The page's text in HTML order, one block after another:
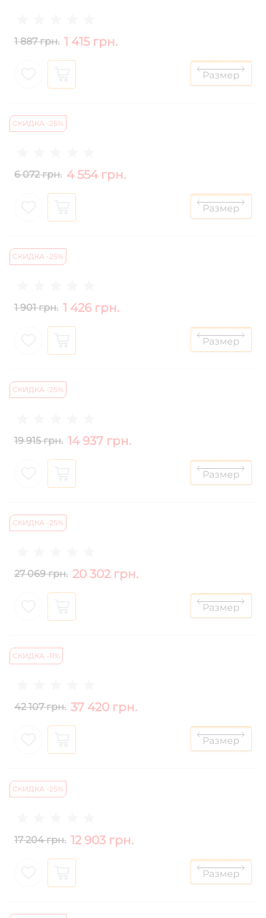
1 887 грн. 1 415 грн.
СКИДКА -25%
6 072 грн. 4 554 грн.
СКИДКА -25%
1 901 грн. 1 426 грн.
СКИДКА -25%
19 915 грн. 14 937 грн.
СКИДКА -25%
27 069 грн. 20 302 грн.
СКИДКА -11%
42 107 грн. 37 420 грн.
СКИДКА -25%
17 204 грн. 12 903 грн.